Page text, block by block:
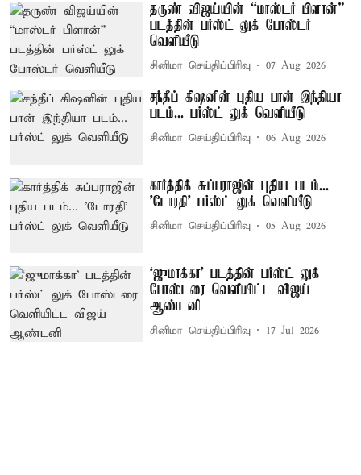
தருண் விஜய்யின் “மாஸ்டர் பிளான்”
படத்தின் பர்ஸ்ட் லுக் போஸ்டர்
வெளியீடு
சினிமா செய்திப்பிரிவு 07 Aug 2026
சந்தீப் கிஷனின் புதிய பான் இந்தியா
படம்... பர்ஸ்ட் லுக் வெளியீடு
சினிமா செய்திப்பிரிவு 06 Aug 2026
கார்த்திக் சுப்பராஜின் புதிய படம்...
'டோரதி' பர்ஸ்ட் லுக் வெளியீடு
சினிமா செய்திப்பிரிவு 05 Aug 2026
`ஜுமாக்கா' படத்தின் பர்ஸ்ட் லுக்
போஸ்டரை வெளியிட்ட விஜய்
ஆண்டனி
சினிமா செய்திப்பிரிவு 17 Jul 2026